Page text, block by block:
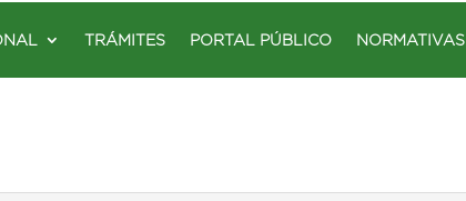
TRÁMITES PORTAL PÚBLICO NORMATIVAS